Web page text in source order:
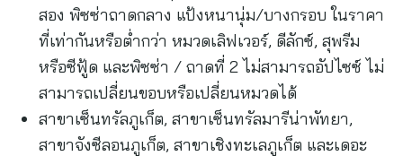
สอง พิซซ่าถาดกลาง แป้งหนานุ่ม/บางกรอบ ในราคา
ที่เท่ากันหรือต่ำกว่า หมวดเลิฟเวอร์, ดีลักซ์, สุพรีม
หรือซีฟู้ด และพิซซ่า / ถาดที่ 2 ไม่สามารถอัปไซซ์ ไม่
สามารถเปลี่ยนขอบหรือเปลี่ยนหมวดได้
สาขาเซ็นทรัลภูเก็ต, สาขาเซ็นทรัลมารีน่าพัทยา,
สาขาจังซีลอนภูเก็ต, สาขาเชิงทะเลภูเก็ต และเดอะ